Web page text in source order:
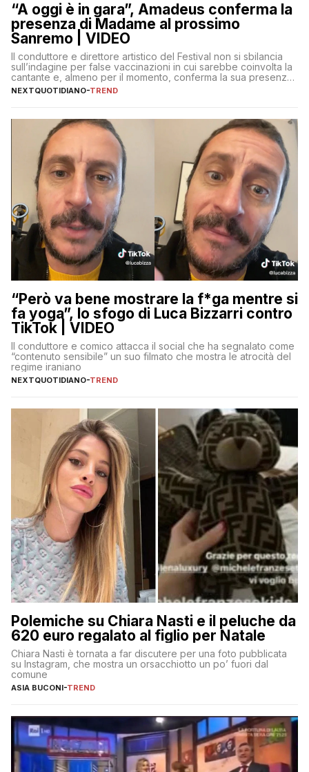
“A oggi è in gara”, Amadeus conferma la
presenza di Madame al prossimo
Sanremo | VIDEO
Il conduttore e direttore artistico del Festival non si sbilancia
sull’indagine per false vaccinazioni in cui sarebbe coinvolta la
cantante e, almeno per il momento, conferma la sua presenza
sul palco dell’Ariston
NEXTQUOTIDIANO-TREND
“Però va bene mostrare la f*ga mentre si
fa yoga”, lo sfogo di Luca Bizzarri contro
TikTok | VIDEO
Il conduttore e comico attacca il social che ha segnalato come
“contenuto sensibile” un suo filmato che mostra le atrocità del
regime iraniano
NEXTQUOTIDIANO-TREND
Polemiche su Chiara Nasti e il peluche da
620 euro regalato al figlio per Natale
Chiara Nasti è tornata a far discutere per una foto pubblicata
su Instagram, che mostra un orsacchiotto un po’ fuori dal
comune
ASIA BUCONI-TREND